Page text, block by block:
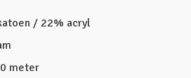
/ 22% acryl
meter